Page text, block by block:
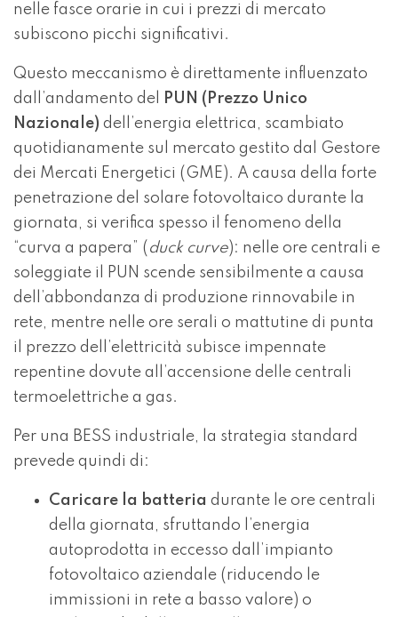
nelle fasce orarie in cui i prezzi di mercato
subiscono picchi significativi.
Questo meccanismo è direttamente influenzato
dall’andamento del
PUN (Prezzo Unico
Nazionale) dell’energia elettrica, scambiato
quotidianamente sul mercato gestito dal Gestore
dei Mercati Energetici (GME). A causa della forte
penetrazione del solare fotovoltaico durante la
giornata, si verifica spesso il fenomeno della
“curva a papera” ( duck curve): nelle ore centrali e
soleggiate il PUN scende sensibilmente a causa
dell’abbondanza di produzione rinnovabile in
rete, mentre nelle ore serali o mattutine di punta
il prezzo dell’elettricità subisce impennate
repentine dovute all’accensione delle centrali
termoelettriche a gas.
Per una BESS industriale, la strategia standard
prevede quindi di:
Caricare la batteria durante le ore centrali
della giornata, sfruttando l’energia
autoprodotta in eccesso dall’impianto
fotovoltaico aziendale (riducendo le
immissioni in rete a basso valore) o